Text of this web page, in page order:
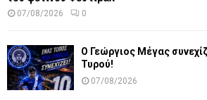
07/08/2026 0
Ο Γεώργιος Μέγας
Τυρού!
07/08/2026